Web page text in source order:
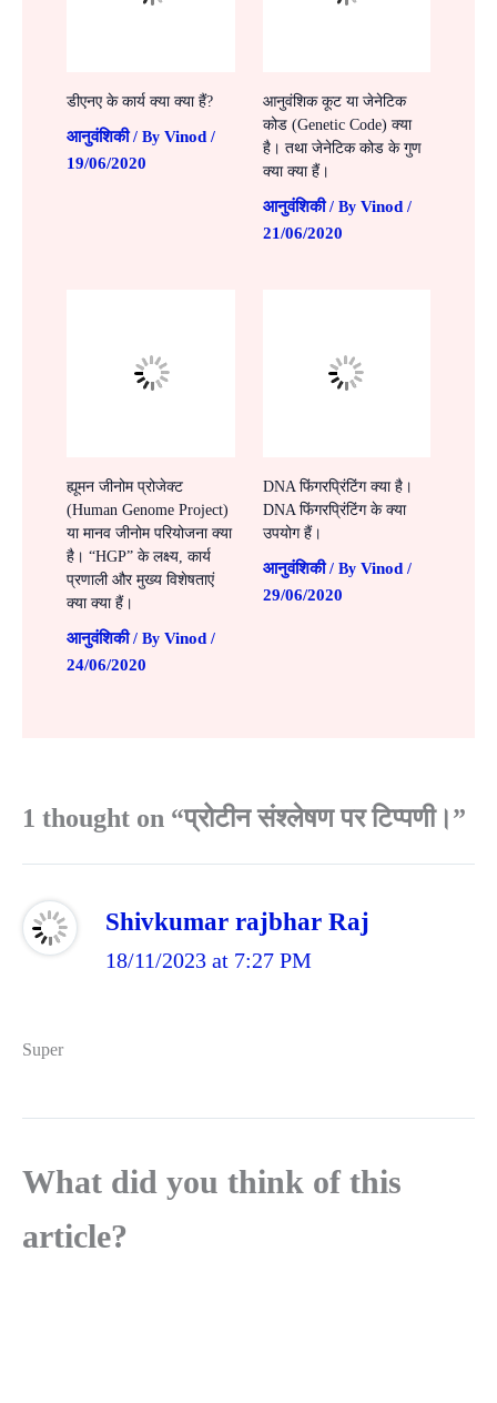
डीएनए के कार्य क्या क्या हैं?
आनुवंशिकी/ By Vinod /
19/06/2020
आनुवंशिक कूट या जेनेटिक
कोड (Genetic Code) क्या
है। तथा जेनेटिक कोड के गुण
क्या क्या हैं।
आनुवंशिकी/ By Vinod /
21/06/2020
ह्यूमन जीनोम प्रोजेक्ट
(Human Genome Project)
या मानव जीनोम परियोजना क्या
है। “HGP” के लक्ष्य, कार्य
प्रणाली और मुख्य विशेषताएं
क्या क्या हैं।
आनुवंशिकी/ By Vinod /
24/06/2020
DNA फिंगरप्रिंटिंग क्या है।
DNA फिंगरप्रिंटिंग के क्या
उपयोग हैं।
आनुवंशिकी/ By Vinod /
29/06/2020
1 thought on “प्रोटीन संश्लेषण पर टिप्पणी।”
Shivkumar rajbhar Raj
18/11/2023 at 7:27 PM
Super
What did you think of this
article?